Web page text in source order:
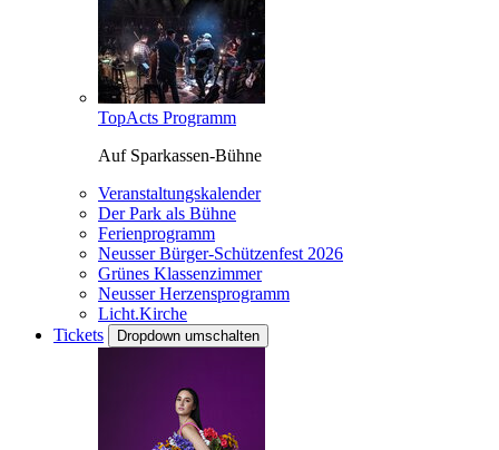
TopActs Programm
Auf Sparkassen-Bühne
Veranstaltungskalender
Der Park als Bühne
Ferienprogramm
Neusser Bürger-Schützenfest 2026
Grünes Klassenzimmer
Neusser Herzensprogramm
Licht.Kirche
Tickets
Dropdown umschalten